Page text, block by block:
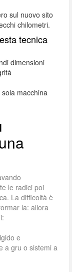
sul nuovo sito
chilometri.
tecnica
dimensioni
macchina
le radici poi
La difficoltà è
la: allora
e
a gru o sistemi a